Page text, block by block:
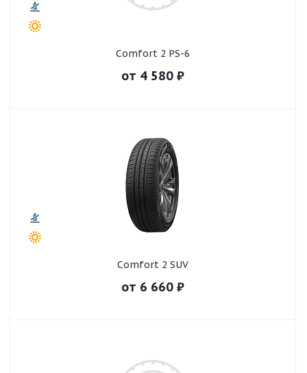
Comfort 2 PS-6
от 4 580 ₽
Comfort 2 SUV
от 6 660 ₽